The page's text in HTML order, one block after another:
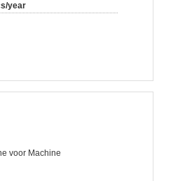
year
voor Machine